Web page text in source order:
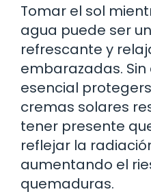
Tomar el sol
agua puede ser
refrescante y
embarazadas.
esencial
cremas solares
tener presente
reflejar la
aumentando el
quemaduras.